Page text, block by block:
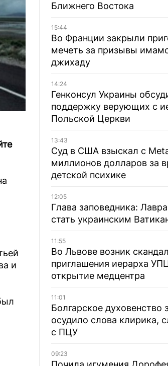
и
Ближнего Востока
15:44
Во Франции закрыли
мечеть за призывы
джихаду
14:24
Генконсул Украины
поддержку верующих с
Польской Церкви
13:43
Суд в США взыскал с
миллионов долларов за
детской психике
12:05
Глава заповедника:
стать украинским
11:55
Во Львове возник
приглашения иерарха
открытие медцентра
11:01
Болгарское духовенство
осудило слова клирика,
с ПЦУ
09:23